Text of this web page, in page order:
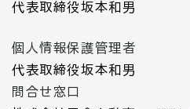
代表取締役坂本和男
個人情報保護管理者
代表取締役坂本和男
問合せ窓口